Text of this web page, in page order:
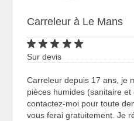
Carreleur à Le Mans
Sur devis
Carreleur depuis 17 ans, je
pièces humides (sanitaire
contactez-moi pour toute
vous ferai gratuitement. Je